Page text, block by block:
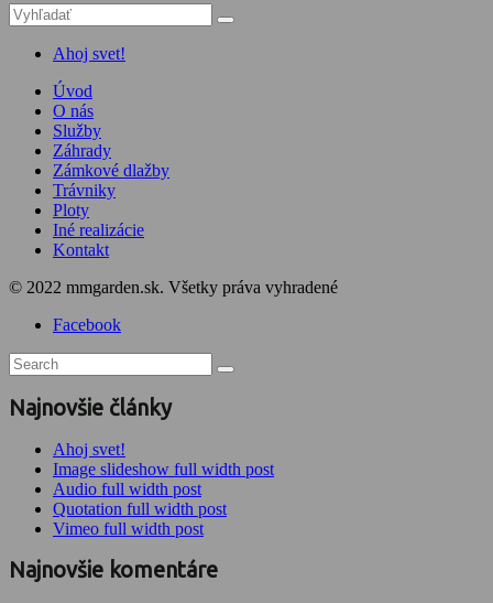
Ahoj svet!
Úvod
O nás
Služby
Záhrady
Zámkové dlažby
Trávniky
Ploty
Iné realizácie
Kontakt
© 2022 mmgarden.sk. Všetky práva vyhradené
Facebook
Najnovšie články
Ahoj svet!
Image slideshow full width post
Audio full width post
Quotation full width post
Vimeo full width post
Najnovšie komentáre